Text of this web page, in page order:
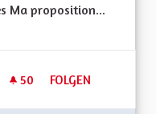
Ma proposition...
50 50 FOLLOWER
FOLGEN
FORMATION/